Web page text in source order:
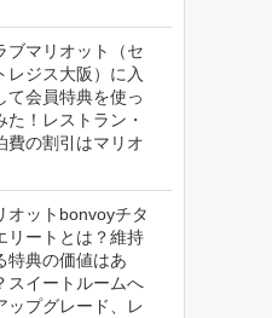
ブマリオット（セ
レジス大阪）に入
て会員特典を使っ
た！レストラン・
費の割引はマリオ
オットbonvoyチタ
リートとは？維持
特典の価値はあ
スイートルームへ
ップグレード、レ